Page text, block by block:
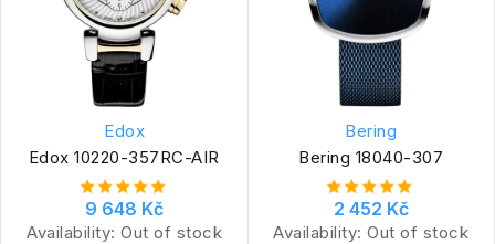
Edox
Edox 10220-357RC-AIR
9 648 Kč
Availability: Out of stock
Bering
Bering 18040-307
2 452 Kč
Availability: Out of stock